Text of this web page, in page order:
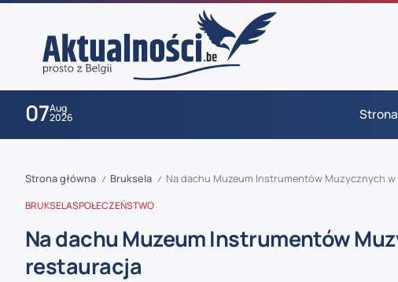
07Aug
2026
Strona główna / Bruksela / Na dachu Muzeum Instrumentów Muzycznych
BRUKSELASPOŁECZEŃSTWO
Na dachu Muzeum Instrumentów
restauracja